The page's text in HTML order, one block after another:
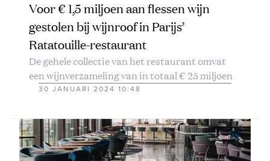
Voor € 1,5 miljoen aan flessen wijn
gestolen bij wijnroof in Parijs’
Ratatouille-restaurant
De gehele collectie van het restaurant omvat
een wijnverzameling van in totaal € 25 miljoen
30 JANUARI 2024 10:48